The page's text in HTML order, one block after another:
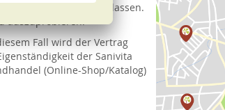
umfassend beraten lassen.
auszuprobieren.
Fall wird der Vertrag
der Sanivita
(Online-Shop/Katalog)